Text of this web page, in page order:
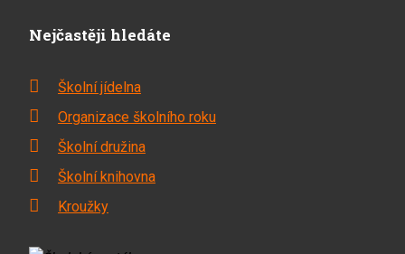
Nejčastěji hledáte
Školní jídelna
Organizace školního roku
Školní družina
Školní knihovna
Kroužky